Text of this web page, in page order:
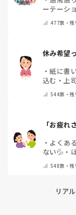
ーテーシ
477票・残
休み希望
・紙に書
込む ・ 上
544票・残
「お疲れ
・ よくあ
ない💦 ・
548票・残
リア